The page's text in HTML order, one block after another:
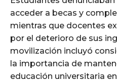
acceder a becas y
mientras que docentes
por el deterioro de sus
movilización incluyó
la importancia de
educación universitaria